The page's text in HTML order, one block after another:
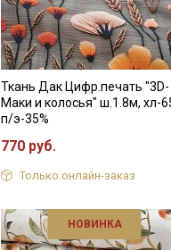
Ткань Дак Цифр.печать "3D-
Маки и колосья" ш.1.8м, хл-
п/э-35%
770 руб.
Только онлайн-заказ
НОВИНКА